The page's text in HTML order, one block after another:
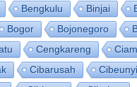
Bengkulu Binjai
Bogor Bojonegoro
Cengkareng
Cibarusah